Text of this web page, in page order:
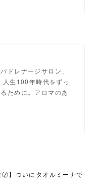
ドレナージサロン、
人生100年時代をずっ
ために。アロマのあ
⑦】ついにタオルミーナで